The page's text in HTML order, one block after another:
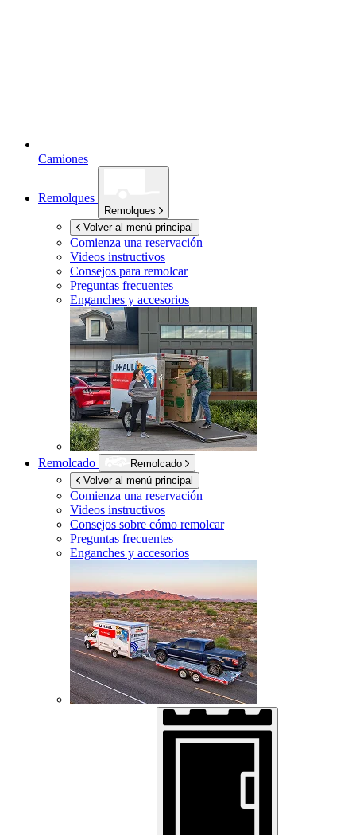
Camiones
Remolques
Remolques
Volver al menú principal
Comienza una reservación
Videos instructivos
Consejos para remolcar
Preguntas frecuentes
Enganches y accesorios
Remolcado
Remolcado
Volver al menú principal
Comienza una reservación
Videos instructivos
Consejos sobre cómo remolcar
Preguntas frecuentes
Enganches y accesorios